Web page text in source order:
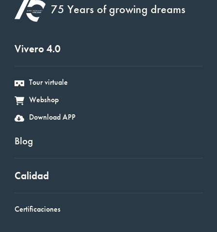
75 Years of growing dreams
Vivero 4.0
Tour virtuale
Webshop
Download APP
Blog
Calidad
Certificaciones